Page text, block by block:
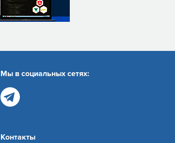
Мы в социальных сетях:
Контакты